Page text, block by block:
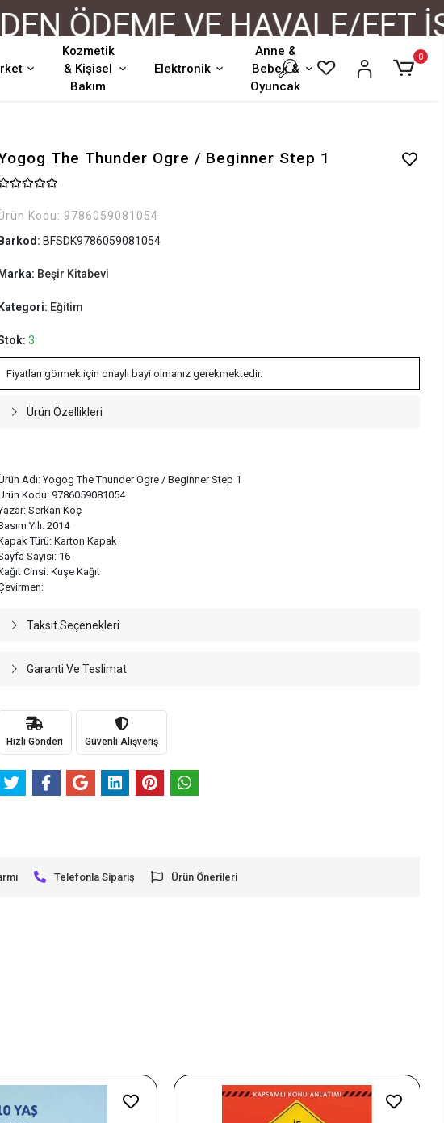
ÖDEME VE HAVALE/EFT
Kozmetik
& Kişisel
Bakım
Elektronik
Anne &
Bebek &
Oyuncak
0
The Thunder Ogre / Beginner Step 1
Kodu: 9786059081054
Barkod: BFSDK9786059081054
Marka: Beşir Kitabevi
Kategori: Eğitim
3
Fiyatları görmek için onaylı bayi olmanız gerekmektedir.
Ürün Özellikleri
Adı: Yogog The Thunder Ogre / Beginner Step 1
Kodu: 9786059081054
Serkan Koç
Yılı: 2014
Türü: Karton Kapak
Sayısı: 16
Cinsi: Kuşe Kağıt
Taksit Seçenekleri
Garanti Ve Teslimat
Hızlı Gönderi Güvenli Alışveriş
Telefonla Sipariş Ürün Önerileri